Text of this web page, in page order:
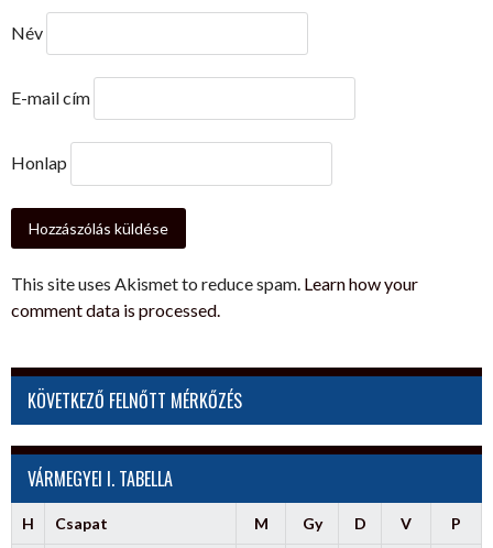
Név
E-mail cím
Honlap
This site uses Akismet to reduce spam. Learn how your
comment data is processed.
KÖVETKEZŐ FELNŐTT MÉRKŐZÉS
VÁRMEGYEI I. TABELLA
H Csapat M Gy D V P